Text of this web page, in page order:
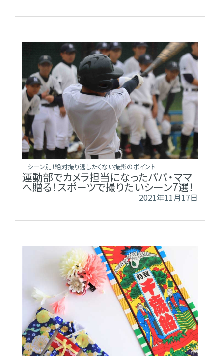
シーン別！絶対撮り逃したくない撮影のポイント
運動部でカメラ担当になったパパ・ママ
へ贈る！スポーツで撮りたいシーン7選！
2021年11月17日